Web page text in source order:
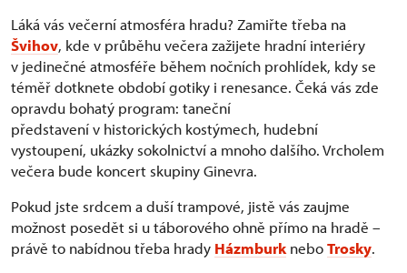
Láká vás večerní atmosféra hradu? Zamiřte třeba na
Švihov, kde v průběhu večera zažijete hradní interiéry
v jedinečné atmosféře během nočních prohlídek, kdy se
téměř dotknete období gotiky i renesance. Čeká vás zde
opravdu bohatý program: taneční
představení v historických kostýmech, hudební
vystoupení, ukázky sokolnictví a mnoho dalšího. Vrcholem
večera bude koncert skupiny Ginevra.
Pokud jste srdcem a duší trampové, jistě vás zaujme
možnost posedět si u táborového ohně přímo na hradě –
právě to nabídnou třeba hrady Házmburk neboTrosky.